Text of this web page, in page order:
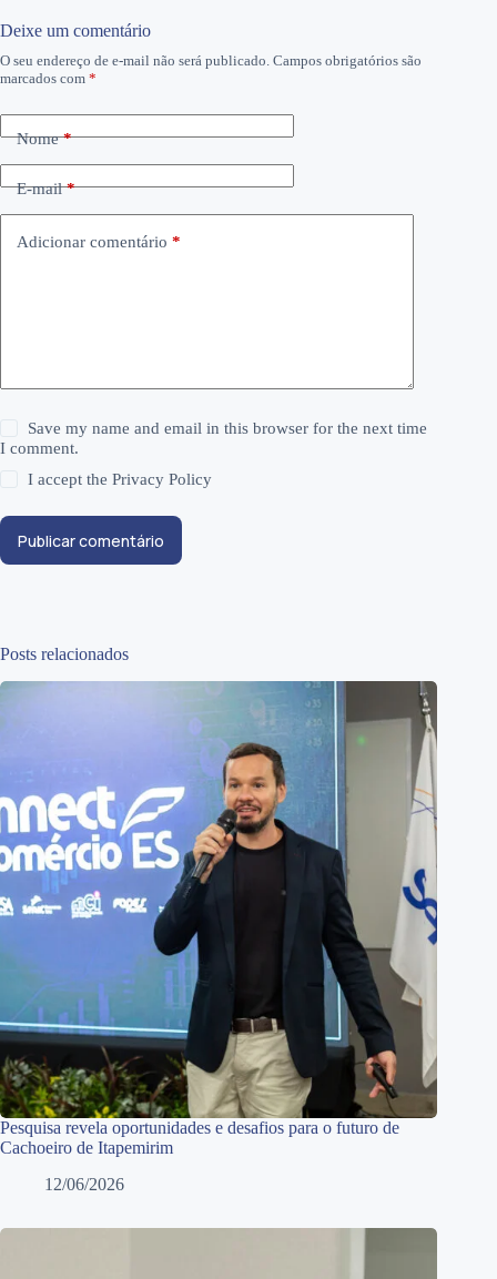
Deixe um comentário
O seu endereço de e-mail não será publicado. Campos obrigatórios são
marcados com *
Nome*
E-mail*
Adicionar comentário *
Save my name and email in this browser for the next time
I comment.
I accept thePrivacy Policy
Publicar comentário
Posts relacionados
Pesquisa revela oportunidades e desafios para o futuro de
Cachoeiro de Itapemirim
12/06/2026